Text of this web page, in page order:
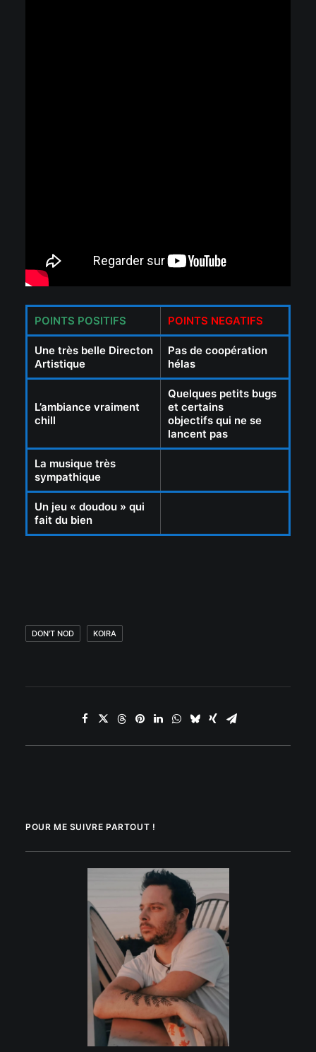
POINTS POSITIFS POINTS NEGATIFS
Une très belle Directon
Artistique
Pas de coopération
hélas
L’ambiance vraiment
chill
Quelques petits bugs
et certains
objectifs qui ne se
lancent pas
La musique très
sympathique
Un jeu « doudou » qui
fait du bien
DON'T NOD KOIRA
POUR ME SUIVRE PARTOUT !